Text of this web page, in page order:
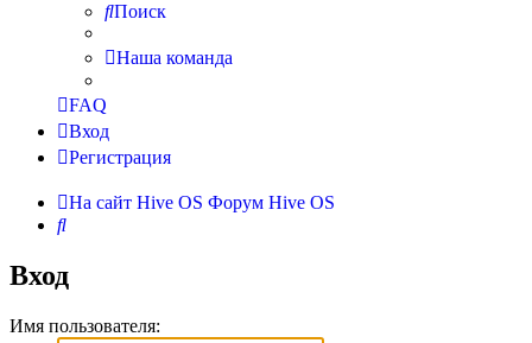
Поиск
Наша команда
FAQ
Вход
Регистрация
На сайт Hive OS Форум Hive OS
Поиск
Вход
Имя пользователя: